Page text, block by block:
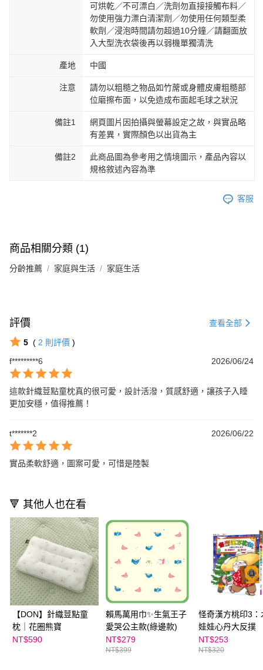
可烘乾／不可漂白／洗劑勿直接接觸布料／
勿使用強力漂白清潔劑／勿使用任何類型柔
軟劑／浸泡時間請勿超過10分鐘／請翻面放
入大型洗衣袋後再以弱機單獨清洗
產地 中國
注意
請勿以粗糙之物品如竹蓆或身體皮膚粗糙部
位磨擦布面，以免造成布面起毛球之狀況
備註1
網頁圖片因拍攝與螢幕設定之故，與實品略
有差異，實際顏色以出貨為主
備註2
此商品圖為參考用之情境圖示，產品內容以
規格敘述內容為準
客服
商品相關分類 (1)
分齡推薦 家庭與生活 家庭生活
評價 查看全部
5 ( 2 則評價 )
f*********6
2026/06/24
這款針織荳點童枕真的很可愛，設計活潑，質感舒適，讓孩子入睡
更加安穩，值得推薦！
t*******2 2026/06/22
實品柔軟舒適，圖案可愛，可惜是陸製
🔻 其他人也在看
【DON】針織荳點童
枕｜花圈熊寶
NT$590
賴馬萬用巾✨生氣王子
愛哭公主款(綠邊款)
NT$279
NT$399
怪奇漢方桃印3：
娃娃心丹大反撲
NT$253
NT$320